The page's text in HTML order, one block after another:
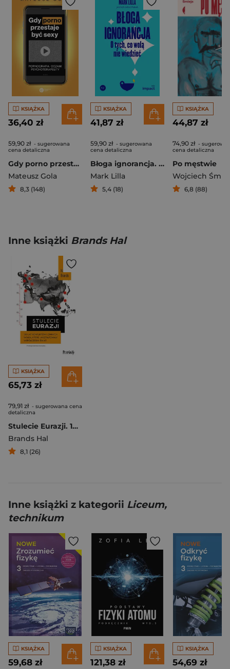
KSIĄŻKA
36,40 zł
59,90 zł - sugerowana
cena detaliczna
Gdy porno przestaje być sexy. Pornografia oczami psychoterapeuty
Mateusz Gola
8,3 (148)
KSIĄŻKA
41,87 zł
59,90 zł - sugerowana
cena detaliczna
Błoga ignorancja. O tych, co wolą nie wiedzieć.
Mark Lilla
5,4 (18)
KSIĄŻKA
44,87 zł
74,90 zł -
cena detaliczna
Po męstwie
Wojciech
6,8 (88)
Inne książki Brands Hal
KSIĄŻKA
65,73 zł
79,91 zł - sugerowana cena
detaliczna
Stulecie Eurazji. 100 lat konfliktów i zimnych wojen, które ukształtowały współczesny świat
Brands Hal
8,1 (26)
Inne książki z kategorii Liceum,
technikum
KSIĄŻKA
59,68 zł
KSIĄŻKA
121,38 zł
KSIĄŻKA
54,69 zł